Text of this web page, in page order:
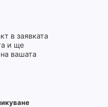
в заявката
и ще
вашата